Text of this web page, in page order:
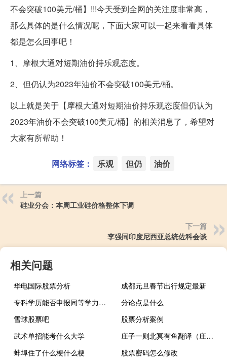
不会突破100美元/桶】!!!今天受到全网的关注度非常高，
那么具体的是什么情况呢，下面大家可以一起来看看具体
都是怎么回事吧！
1、摩根大通对短期油价持乐观态度。
2、但仍认为2023年油价不会突破100美元/桶。
以上就是关于【摩根大通对短期油价持乐观态度但仍认为
2023年油价不会突破100美元/桶】的相关消息了，希望对
大家有所帮助！
网络标签： 乐观 但仍 油价
上一篇
硅业分会：本周工业硅价格整体下调
下一篇
李强同印度尼西亚总统佐科会谈
相关问题
华电国际股票分析
成都元旦春节出行规定最新
专科学历能否申报同等学力申硕
分论点是什么
雪球股票吧
股票分析案例
武术单招能考什么大学
庄子一则北冥有鱼翻译（庄子一则北冥有鱼）
蚌埠住了什么梗什么梗
股票密码怎么修改